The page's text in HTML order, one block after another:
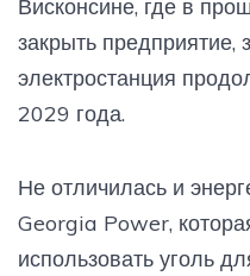
области
интеллекта. Цитата:
позволить им пойти
построить свой завод
угодно, и у них может
возникла проблема с
нефтью или газом, и
Висконсине, где в
закрыть предприятие,
электростанция
2029 года.
Не отличилась и
Georgia Power,
использовать уголь